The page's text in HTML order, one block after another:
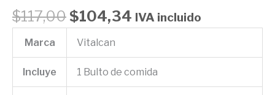
$117,00 $104,34 IVA incluido
Marca Vitalcan
Incluye 1 Bulto de comida